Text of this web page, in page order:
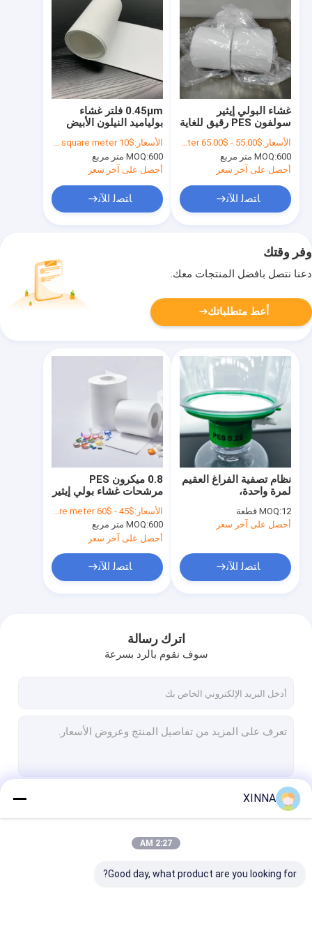
0.45μm فلتر غشاء
بولياميد النيلون الأبيض
غير العقيم بدون شبكات
الأسعار:$10 to $18 per square meter
MOQ:600 متر مربع
أحصل على آخر سعر
ﺎﺘﺼﻟ ﺍﻶﻧ
غشاء البولي إيثير
سولفون PES رقيق للغاية
مع تدفق عالي للفلاتر
الطبية
الأسعار:$55.00 - $65.00 per square meter
MOQ:600 متر مربع
أحصل على آخر سعر
ﺎﺘﺼﻟ ﺍﻶﻧ
وفر وقتك
دعنا نتصل بأفضل المنتجات معك.
أعط متطلباتك
0.8 ميكرون PES
مرشحات غشاء بولي إيثير
سولفونية الهيدروليكية
العقمة
الأسعار:$45 - $60 per square meter
MOQ:600 متر مربع
أحصل على آخر سعر
ﺎﺘﺼﻟ ﺍﻶﻧ
نظام تصفية الفراغ العقيم
لمرة واحدة،
0.22μm/كوب تصفية/
مرفق/زجاجة/GL45 عنق
MOQ:12 قطعة
أحصل على آخر سعر
ﺎﺘﺼﻟ ﺍﻶﻧ
اترك رسالة
سوف نقوم بالرد بسرعة
XINNA
2:27 AM
Good day, what product are you looking for?